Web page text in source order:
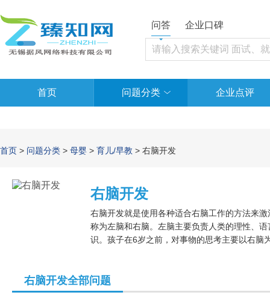
问答 企业口碑
首页 问题分类 企业点评
首页 > 问题分类 > 母婴 > 育儿/早教 > 右脑开发
右脑开发
右脑开发就是使用各种适合右脑工作的方法来
称为左脑和右脑。左脑主要负责人类的理性、
识。孩子在6岁之前，对事物的思考主要以右脑
右脑开发全部问题